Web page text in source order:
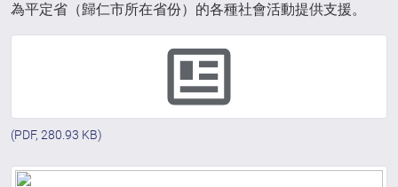
為平定省（歸仁市所在省份）的各種社會活動提供支援。
(PDF, 280.93 KB)